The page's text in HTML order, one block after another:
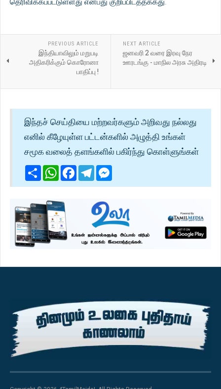
PREVIOUS ARTICLE
இந்தியாவிலும் மறுபடி
அதிகரிக்கும் கொரோனா
பாதிப்பு !
NEXT ARTICLE
ஜனவரி 2 வரை இரவு நேர
ஊரடங்கு - மாநில அரசு அதிரடி
இந்தச் செய்தியை மற்றவர்களும் அறிவது நல்லது
எனில் கீழேயுள்ள பட்டன்களில் அழுத்தி உங்கள்
சமூக வலைத் தளங்களில் பகிர்ந்து கொள்ளுங்கள்
ShareWhatsApp
Facebook
Telegram